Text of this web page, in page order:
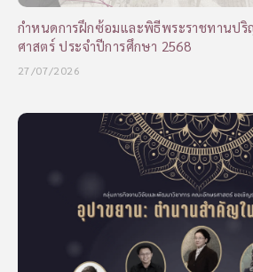
กำหนดการฝึกซ้อมและพิธีพระราชทานป
ศาสตร์ ประจำปีการศึกษา 2568
27/07/2026